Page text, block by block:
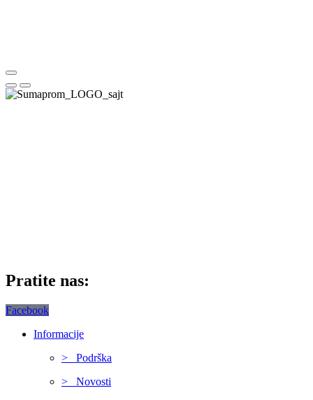
Pratite nas:
Facebook
Informacije
> Podrška
> Novosti